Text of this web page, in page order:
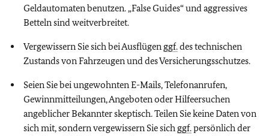
Geldautomaten benutzen. „False Guides“ und aggressives
Betteln sind weitverbreitet.
Vergewissern Sie sich bei Ausflügen ggf.des technischen
Zustands von Fahrzeugen und des Versicherungsschutzes.
Seien Sie bei ungewohnten E-Mails, Telefonanrufen,
Gewinnmitteilungen, Angeboten oder Hilfeersuchen
angeblicher Bekannter skeptisch. Teilen Sie keine Daten von
sich mit, sondern vergewissern Sie sich ggf.persönlich der